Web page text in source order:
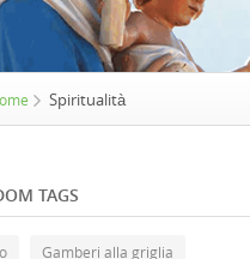
Spiritualità
TAGS
Gamberi alla griglia